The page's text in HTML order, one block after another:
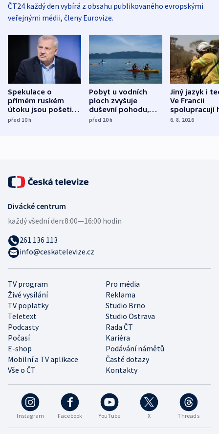
ČT24 každý den vybírá z obsahu publikovaného evropskými
veřejnými médii, členy Eurovize.
Spekulace o
přímém ruském
útoku jsou pošetilé,
míní estonský
před 10h
Pobyt u vodních
ploch zvyšuje
duševní pohodu,
ukázala
před 20h
Jiný jazyk i
Ve Francii
spolupracují
různých zemí
6. 8. 2026
Instagram Facebook YouTube X Threads
TV program
Pro média
Živé vysílání
Reklama
TV poplatky
Studio Brno
Teletext
Studio Ostrava
Podcasty
Rada ČT
Počasí
Kariéra
E-shop
Podávání námětů
Mobilní a TV aplikace
Časté dotazy
Vše o ČT
Kontakty
Divácké centrum
každý všední den:8:00—16:00 hodin
261 136 113
info@ceskatelevize.cz